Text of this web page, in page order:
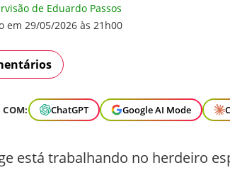
de Eduardo Passos
em 29/05/2026 às 21h00
COM: ChatGPT Google AI Mode
está trabalhando no herdeiro